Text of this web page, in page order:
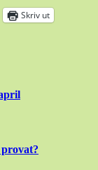
Skriv ut